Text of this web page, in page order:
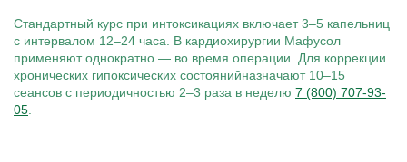
Стандартный курс при интоксикациях включает 3–5 капельниц
с интервалом 12–24 часа. В кардиохирургии Мафусол
применяют однократно — во время операции. Для коррекции
хронических гипоксических состоянийназначают 10–15
сеансов с периодичностью 2–3 раза в неделю 7 (800) 707-93-
05